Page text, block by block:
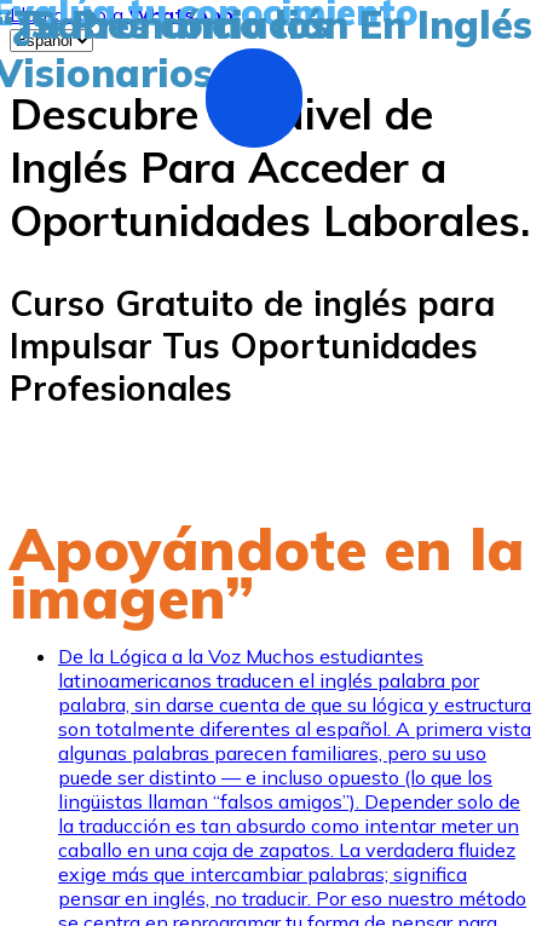
Llama AhoraWhatsApp
Descubre Tu Nivel de
Inglés Para Acceder a
Oportunidades Laborales.
Curso Gratuito de inglés para
Impulsar Tus Oportunidades
Profesionales
tu conocimiento
Apoyándote en la
imagen”
De la Lógica a la Voz Muchos estudiantes
latinoamericanos traducen el inglés palabra por
palabra, sin darse cuenta de que su lógica y estructura
son totalmente diferentes al español. A primera vista
algunas palabras parecen familiares, pero su uso
puede ser distinto — e incluso opuesto (lo que los
lingüistas llaman “falsos amigos”). Depender solo de
la traducción es tan absurdo como intentar meter un
caballo en una caja de zapatos. La verdadera fluidez
exige más que intercambiar palabras; significa
pensar en inglés, no traducir. Por eso nuestro método
Pronunciación En Inglés
cómo los